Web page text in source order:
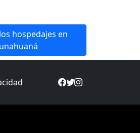
hospedajes en